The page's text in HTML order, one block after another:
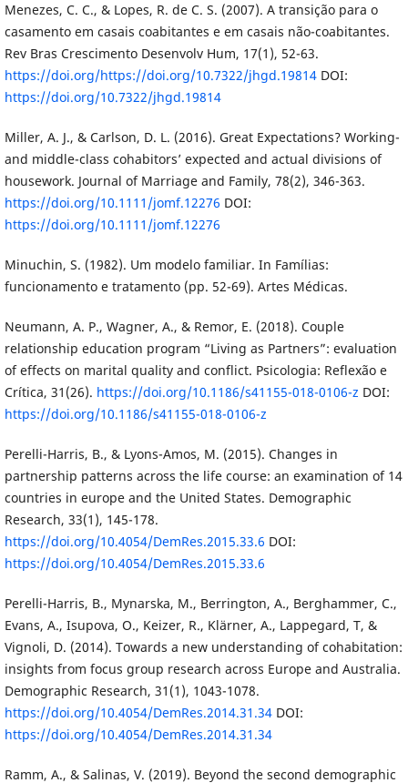
Menezes, C. C., & Lopes, R. de C. S. (2007). A transição para o
casamento em casais coabitantes e em casais não-coabitantes.
Rev Bras Crescimento Desenvolv Hum, 17(1), 52-63.
https://doi.org/https://doi.org/10.7322/jhgd.19814DOI:
https://doi.org/10.7322/jhgd.19814
Miller, A. J., & Carlson, D. L. (2016). Great Expectations? Working-
and middle-class cohabitors’ expected and actual divisions of
housework. Journal of Marriage and Family, 78(2), 346-363.
https://doi.org/10.1111/jomf.12276 DOI:
https://doi.org/10.1111/jomf.12276
Minuchin, S. (1982). Um modelo familiar. In Famílias:
funcionamento e tratamento (pp. 52-69). Artes Médicas.
Neumann, A. P., Wagner, A., & Remor, E. (2018). Couple
relationship education program “Living as Partners”: evaluation
of effects on marital quality and conflict. Psicologia: Reflexão e
Crítica, 31(26). https://doi.org/10.1186/s41155-018-0106-z DOI:
https://doi.org/10.1186/s41155-018-0106-z
Perelli-Harris, B., & Lyons-Amos, M. (2015). Changes in
partnership patterns across the life course: an examination of 14
countries in europe and the United States. Demographic
Research, 33(1), 145-178.
https://doi.org/10.4054/DemRes.2015.33.6 DOI:
https://doi.org/10.4054/DemRes.2015.33.6
Perelli-Harris, B., Mynarska, M., Berrington, A., Berghammer, C.,
Evans, A., Isupova, O., Keizer, R., Klärner, A., Lappegard, T, &
Vignoli, D. (2014). Towards a new understanding of cohabitation:
insights from focus group research across Europe and Australia.
Demographic Research, 31(1), 1043-1078.
https://doi.org/10.4054/DemRes.2014.31.34DOI:
https://doi.org/10.4054/DemRes.2014.31.34
Ramm, A., & Salinas, V. (2019). Beyond the second demographic